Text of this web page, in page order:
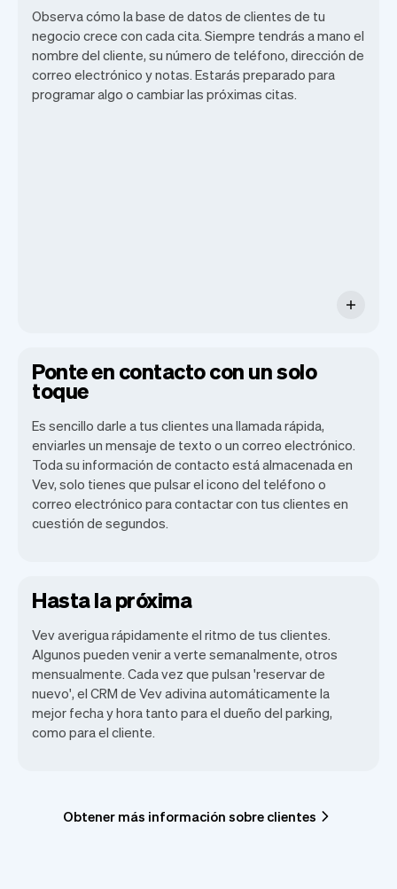
Observa cómo la base de datos de clientes de tu
negocio crece con cada cita. Siempre tendrás a mano el
nombre del cliente, su número de teléfono, dirección de
correo electrónico y notas. Estarás preparado para
programar algo o cambiar las próximas citas.
Ponte en contacto con un solo
toque
Es sencillo darle a tus clientes una llamada rápida,
enviarles un mensaje de texto o un correo electrónico.
Toda su información de contacto está almacenada en
Vev, solo tienes que pulsar el icono del teléfono o
correo electrónico para contactar con tus clientes en
cuestión de segundos.
Hasta la próxima
Vev averigua rápidamente el ritmo de tus clientes.
Algunos pueden venir a verte semanalmente, otros
mensualmente. Cada vez que pulsan 'reservar de
nuevo', el CRM de Vev adivina automáticamente la
mejor fecha y hora tanto para el dueño del parking,
como para el cliente.
Obtener más información sobre clientes